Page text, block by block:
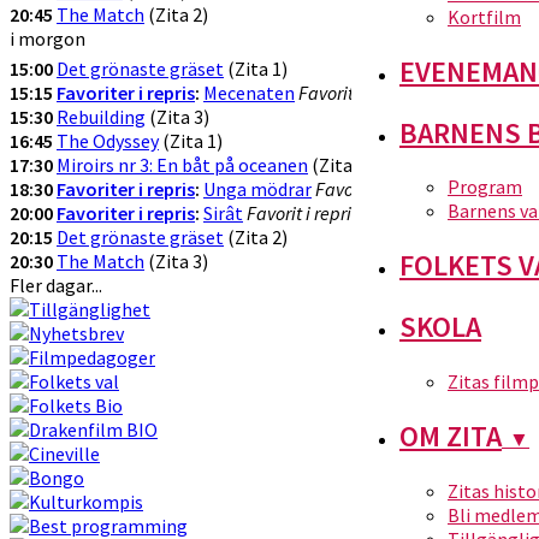
Kortfilm
BARNENS
Program
Barnens
FOLKETS
SKOLA
Zitas
OM ZITA▼
Zitas
Bli
20:45 The Match (Zita 2)
i morgon
15:00 Det grönaste gräset (Zita 1)
15:15 Favoriter i repris: Mecenaten Favorit i repris!(Zita 2)
15:30 Rebuilding (Zita 3)
16:45 The Odyssey(Zita 1)
17:30 Miroirs nr 3: En båt på oceanen (Zita 2)
18:30 Favoriter i repris: Unga mödrarFavorit i repris!(Zita 3)
20:00 Favoriter i repris: SirâtFavorit i repris!
(Zita 1)
20:15 Det grönaste gräset (Zita 2)
20:30 The Match (Zita 3)
Fler dagar...